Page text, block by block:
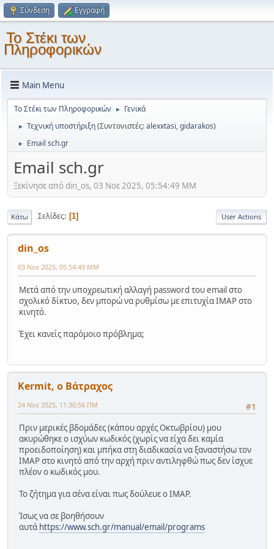
Σύνδεση Εγγραφή
Το Στέκι των
Πληροφορικών
Main Menu
Το Στέκι των Πληροφορικών ► Γενικά
► Τεχνική υποστήριξη(Συντονιστές:alexxtasi,gidarakos)
► Email sch.gr
Email sch.gr
Ξεκίνησε από din_os, 03 Νοε 2025, 05:54:49 ΜΜ
Κάτω Σελίδες 1 User Actions
din_os
03 Νοε 2025, 05:54:49 ΜΜ
Μετά από την υποχρεωτική αλλαγή password του email στο
σχολικό δίκτυο, δεν μπορώ να ρυθμίσω με επιτυχία IMAP στο
κινητό.
Έχει κανείς παρόμοιο πρόβλημα;
Kermit, ο Βάτραχος
#1
24 Νοε 2025, 11:30:56 ΠΜ
Πριν μερικές βδομάδες (κάπου αρχές Οκτωβρίου) μου
ακυρώθηκε ο ισχύων κωδικός (χωρίς να είχα δει καμία
προειδοποίηση) και μπήκα στη διαδικασία να ξαναστήσω τον
IMAP στο κινητό από την αρχή πριν αντιληφθώ πως δεν ίσχυε
πλέον ο κωδικός μου.
Το ζήτημα για σένα είναι πως δούλευε ο IMAP.
Ίσως να σε βοηθήσουν
αυτά https://www.sch.gr/manual/email/programs